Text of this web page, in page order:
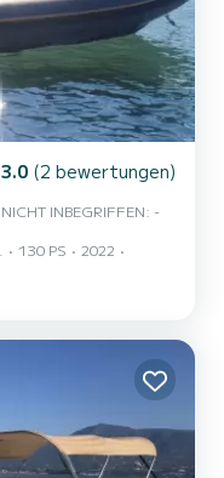
3.0 (2 bewertungen)
130 PS
2022